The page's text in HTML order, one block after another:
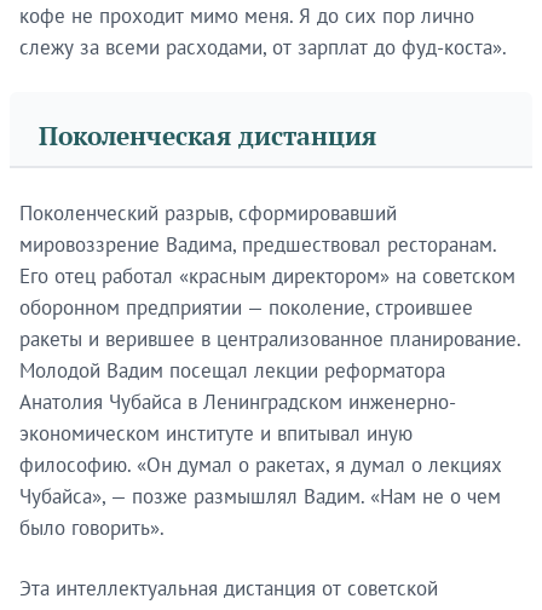
кофе не проходит мимо меня. Я до сих пор лично
слежу за всеми расходами, от зарплат до фуд-коста».
Поколенческая дистанция
Поколенческий разрыв, сформировавший
мировоззрение Вадима, предшествовал ресторанам.
Его отец работал «красным директором» на советском
оборонном предприятии — поколение, строившее
ракеты и верившее в централизованное планирование.
Молодой Вадим посещал лекции реформатора
Анатолия Чубайса в Ленинградском инженерно-
экономическом институте и впитывал иную
философию. «Он думал о ракетах, я думал о лекциях
Чубайса», — позже размышлял Вадим. «Нам не о чем
было говорить».
Эта интеллектуальная дистанция от советской